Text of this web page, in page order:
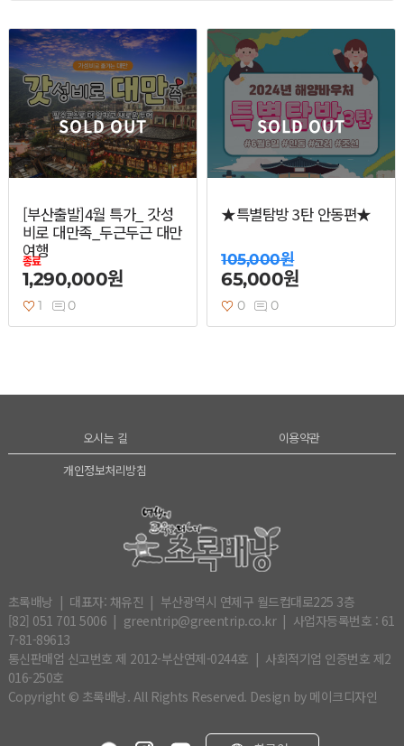
열기
열기
열기
SOLD OUT
[부산출발]4월 특가_ 갓성
비로 대만족_두근두근 대만
여행
종료
1,290,000원
1 0
SOLD OUT
★특별탐방 3탄 안동편★
105,000원
65,000원
0 0
오시는 길
이용약관
개인정보처리방침
초록배낭 | 대표자: 채유진 | 부산광역시 연제구 월드컵대로225 3층
[82] 051 701 5006 | greentrip@greentrip.co.kr | 사업자등록번호 : 61
7-81-89613
통신판매업 신고번호 제 2012-부산연제-0244호 | 사회적기업 인증번호 제2
016-250호
Copyright © 초록배낭. All Rights Reserved. Design by 메이크디자인